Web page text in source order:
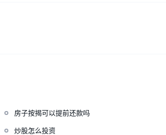
房子按揭可以提前还款吗
炒股怎么投资